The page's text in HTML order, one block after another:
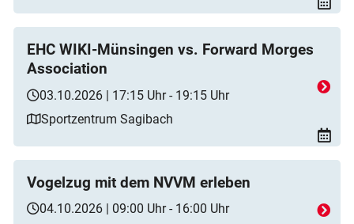
EHC WIKI-Münsingen vs. Forward Morges
Association
03.10.2026 | 17:15 Uhr - 19:15 Uhr
Sportzentrum Sagibach
Vogelzug mit dem NVVM erleben
04.10.2026 | 09:00 Uhr - 16:00 Uhr